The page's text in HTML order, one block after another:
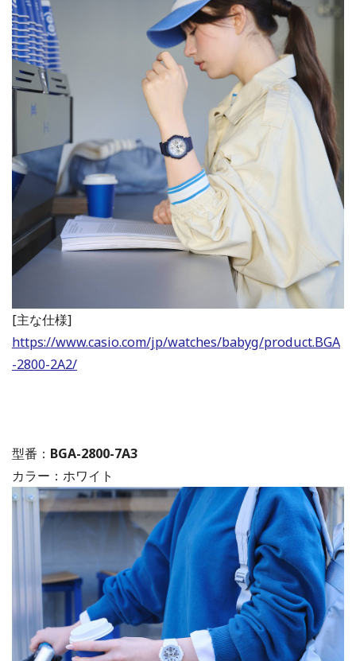
[主な仕様]
https://www.casio.com/jp/watches/babyg/product.BGA
-2800-2A2/
型番： BGA-2800-7A3
カラー：ホワイト